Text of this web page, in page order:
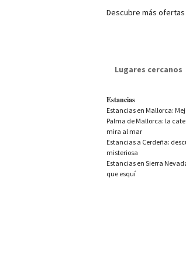
Descubre más ofertas
Lugares cercanos
Los mejores
Los mejores y
Los mejores
Los mejores
Vacaciones en
last minute
Los mejores
Los mejores
Los mejores
Los mejores
Los 9
Los mejores
Estancias
Estancias en Mallorca:
Palma de Mallorca: la
mira al mar
Estancias a Cerdeña:
misteriosa
Estancias en Sierra
que esquí